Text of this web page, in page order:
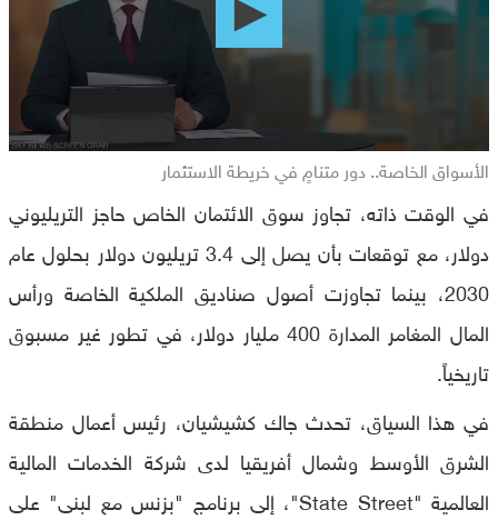
الأسواق الخاصة.. دور متنامٍ في خريطة الاستثمار
في الوقت ذاته، تجاوز سوق الائتمان الخاص حاجز التريليوني
دولار، مع توقعات بأن يصل إلى 3.4 تريليون دولار بحلول عام
2030، بينما تجاوزت أصول صناديق الملكية الخاصة ورأس
المال المغامر المدارة 400 مليار دولار، في تطور غير مسبوق
تاريخياً.
في هذا السياق، تحدث جاك كشيشيان، رئيس أعمال منطقة
الشرق الأوسط وشمال أفريقيا لدى شركة الخدمات المالية
العالمية "State Street"، إلى برنامج "بزنس مع لبنى" على